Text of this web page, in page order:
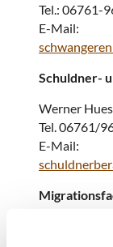
Tel.: 06761-
E-Mail:
Schuldner-
Werner
Tel. 06761/
E-Mail: